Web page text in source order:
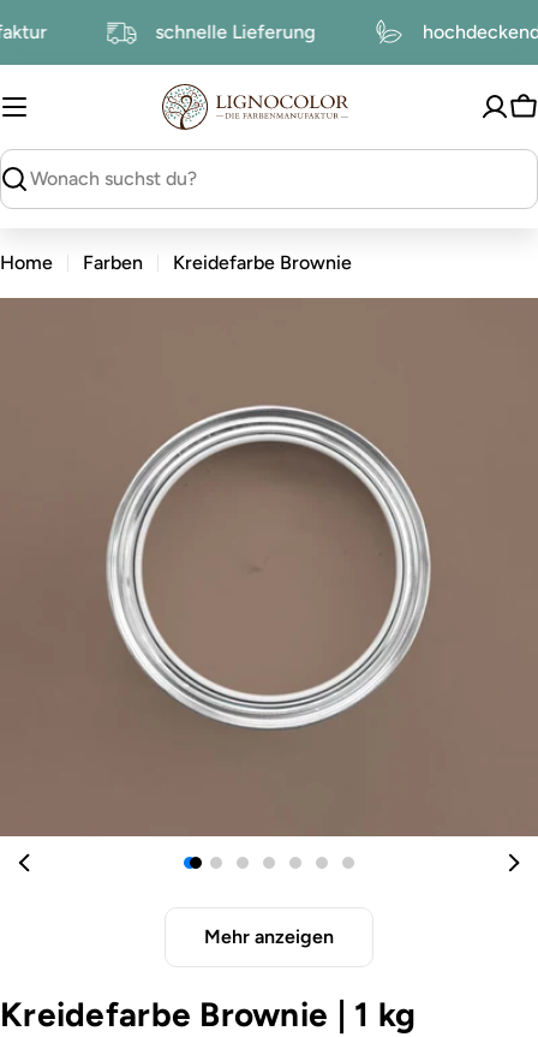
Inhalt
schnelle Lieferung
suchen
Home Farben Kreidefarbe Brownie
Sie das Medium 0 im Modalformat
Mehr anzeigen
Kreidefarbe Brownie 1 kg